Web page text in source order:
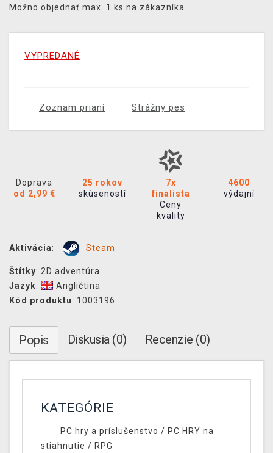
Možno objednať max. 1 ks na zákazníka.
VYPREDANÉ
Zoznam prianí Strážny pes
Doprava
od 2,99 €
25 rokov
skúseností
7x
finalista
Ceny
kvality
4600
výdajní
Aktivácia: Steam
Štítky: 2D adventúra
Jazyk:
Angličtina
Kód produktu: 1003196
Popis Diskusia (0) Recenzie (0)
KATEGÓRIE
PC hry a príslušenstvo / PC HRY na
stiahnutie / RPG